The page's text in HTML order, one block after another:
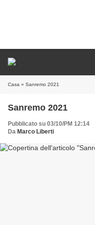
Casa » Sanremo 2021
Sanremo 2021
Pubblicato su 03/10/PM 12:14
Da Marco Liberti